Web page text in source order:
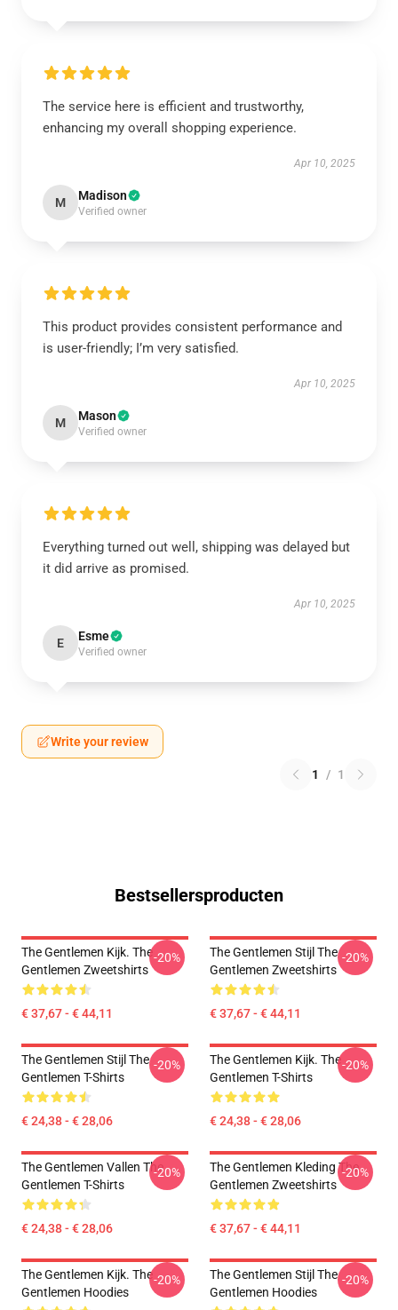
The service here is efficient and trustworthy,
enhancing my overall shopping experience.
Apr 10, 2025
M Madison
Verified owner
This product provides consistent performance and
is user-friendly; I’m very satisfied.
Apr 10, 2025
M Mason
Verified owner
Everything turned out well, shipping was delayed but
it did arrive as promised.
Apr 10, 2025
E Esme
Verified owner
Write your review
1 / 1
Bestsellersproducten
The Gentlemen Kijk. The
Gentlemen Zweetshirts
€ 37,67 - € 44,11
-20%
The Gentlemen Stijl The
Gentlemen Zweetshirts
€ 37,67 - € 44,11
-20%
The Gentlemen Stijl The
Gentlemen T-Shirts
€ 24,38 - € 28,06
-20%
The Gentlemen Kijk. The
Gentlemen T-Shirts
€ 24,38 - € 28,06
-20%
The Gentlemen Vallen The
Gentlemen T-Shirts
€ 24,38 - € 28,06
-20%
The Gentlemen Kleding The
Gentlemen Zweetshirts
€ 37,67 - € 44,11
-20%
The Gentlemen Kijk. The
Gentlemen Hoodies
-20%
The Gentlemen Stijl The
Gentlemen Hoodies
-20%